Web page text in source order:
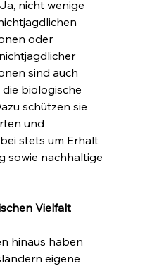
nicht wenige
oder
sind auch
die biologische
schützen sie
und
stets um Erhalt
sowie nachhaltige
Vielfalt
hinaus haben
eigene